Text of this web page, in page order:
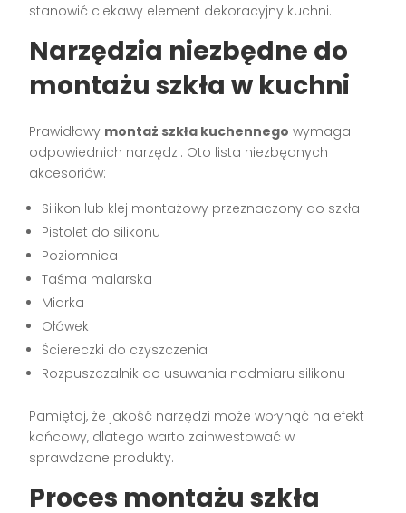
stanowić ciekawy element dekoracyjny kuchni.
Narzędzia niezbędne do
montażu szkła w kuchni
Prawidłowy montaż szkła kuchennego wymaga
odpowiednich narzędzi. Oto lista niezbędnych
akcesoriów:
Silikon lub klej montażowy przeznaczony do szkła
Pistolet do silikonu
Poziomnica
Taśma malarska
Miarka
Ołówek
Ściereczki do czyszczenia
Rozpuszczalnik do usuwania nadmiaru silikonu
Pamiętaj, że jakość narzędzi może wpłynąć na efekt
końcowy, dlatego warto zainwestować w
sprawdzone produkty.
Proces montażu szkła